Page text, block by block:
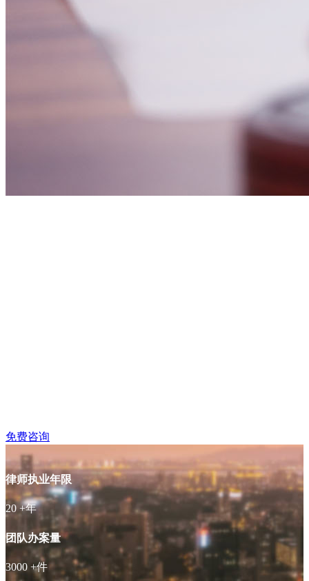
免费咨询
律师执业年限
20 +年
团队办案量
3000 +件